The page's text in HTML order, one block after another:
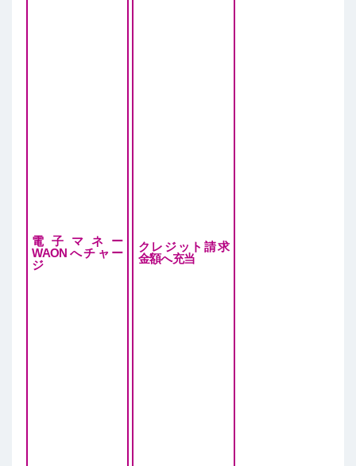
電子マネー
WAONへチャー
ジ
クレジット請求
金額へ充当